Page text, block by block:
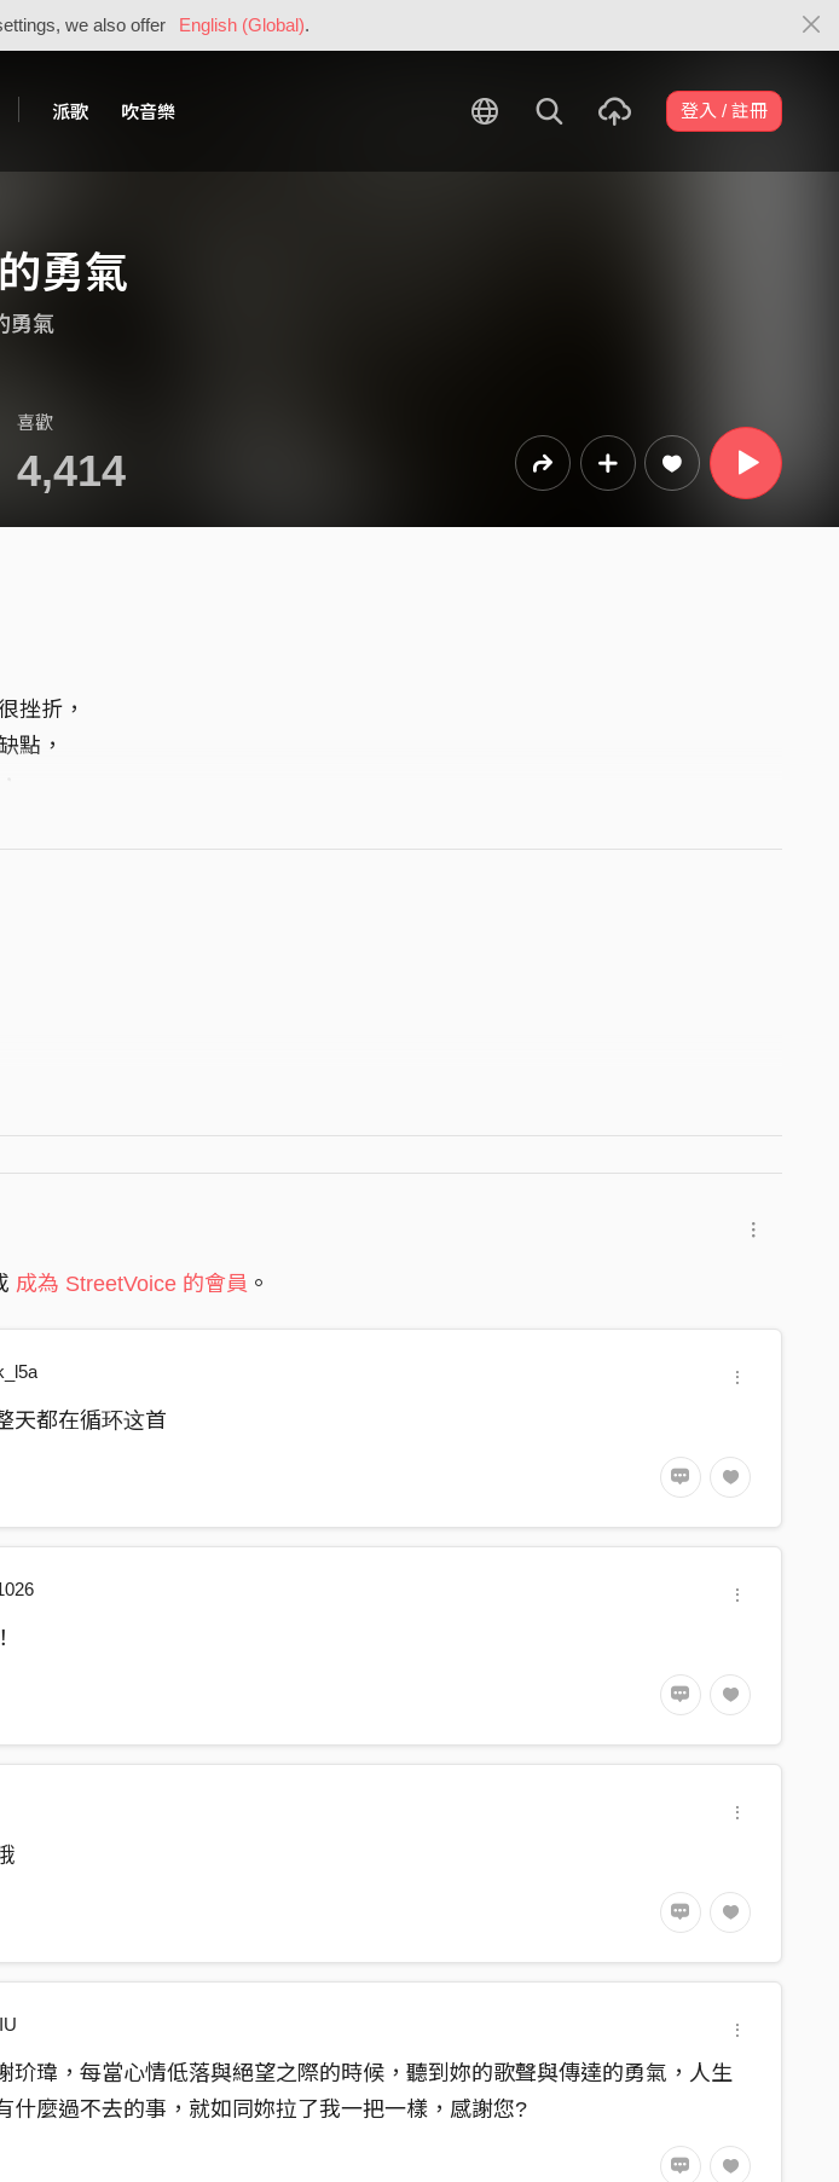
we also offer English (Global).
派歌 吹音樂 登入 / 註冊
勇氣
勇氣
喜歡
4,414
挫折，
點，
受寫出來，
友的回覆和鼓勵，
歌。
成為 StreetVoice 的會員 。
天都在循环这首
玠瑋，每當心情低落與絕望之際的時候，聽到妳的歌聲與傳達的勇氣，人生
什麼過不去的事，就如同妳拉了我一把一樣，感謝您?